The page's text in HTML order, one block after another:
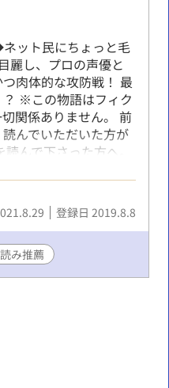
ット民にちょっと毛
麗し、プロの声優と
肉体的な攻防戦！ 最
※この物語はフィク
関係ありません。 前
んでいただいた方が
んで下さった方へ。
すのでご注意を♡ ぶ
いただければ幸いで
登録日 2019.8.8
み推薦